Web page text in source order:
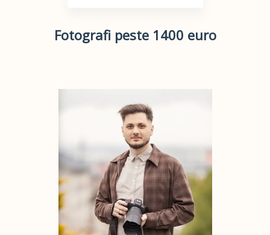
Fotografi peste 1400 euro